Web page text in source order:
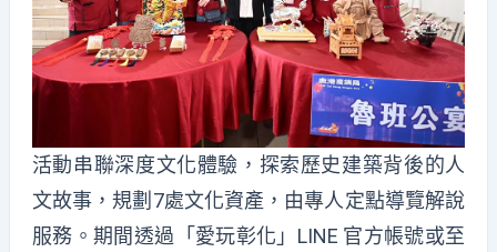
活動串聯深度文化體驗，探索歷史建築背後的人
文故事，規劃7處文化資產，由專人定點導覽解說
服務。期間透過「愛玩彰化」LINE 官方帳號或至